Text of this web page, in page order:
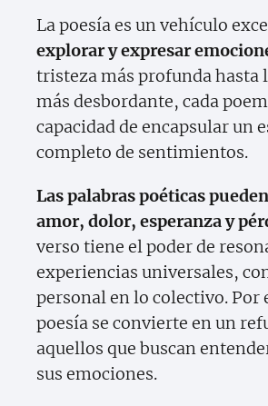
La poesía es un vehículo
explorar y expresar
tristeza más profunda hasta
más desbordante, cada
capacidad de encapsular un
completo de sentimientos.
Las palabras poéticas
amor, dolor, esperanza y
verso tiene el poder de
experiencias universales,
personal en lo colectivo. Por
poesía se convierte en un
aquellos que buscan
sus emociones.